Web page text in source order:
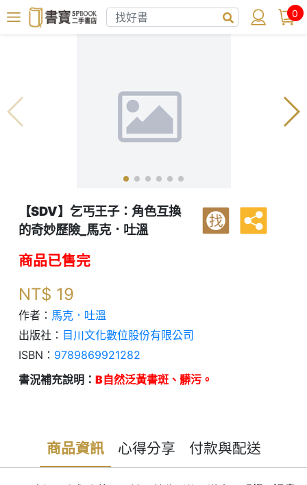
0
【SDV】乞丐王子：角色互換
的奇妙歷險_馬克．吐溫
找
商品已售完
NT$ 19
作者： 馬克．吐溫
出版社： 目川文化數位股份有限公司
ISBN： 9789869921282
書況補充說明： B自然泛黃書斑、髒污。
商品資訊 心得分享 付款與配送